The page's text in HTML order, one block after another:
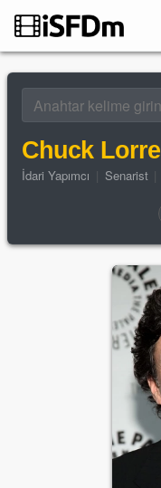
Chuck Lorre
İdari Yapımcı Senarist